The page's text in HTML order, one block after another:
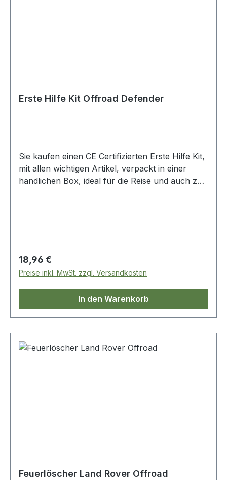
Erste Hilfe Kit Offroad Defender
Sie kaufen einen CE Certifizierten Erste Hilfe Kit,
mit allen wichtigen Artikel, verpackt in einer
handlichen Box, ideal für die Reise und auch zu
Regulärer Preis:
18,96 €
Preise inkl. MwSt. zzgl. Versandkosten
In den Warenkorb
Feuerlöscher Land Rover Offroad